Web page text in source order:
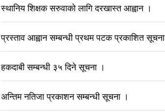
स्थानिय शिक्षक सरुवाको लागि दरखास्त आह्वान ।
प्रस्ताव आह्वान सम्बन्धी प्रथम पटक प्रकाशित सूचना
हकदाबी सम्बन्धी ३५ दिने सूचना ।
अन्तिम नतिजा प्रकाशन सम्बन्धी सूचना ।